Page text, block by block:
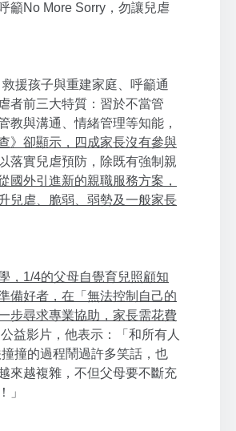
籲No More Sorry，勿讓兒虐
援孩子與重建家庭、呼籲通
者前三大特質：習於不當管
教與溝通、情緒管理等知能，
》卻顯示，四成家長沒有參與
落實兒虐預防，除既有強制親
國外引進新的親職服務方案，
兒虐、脆弱、弱勢及一般家長
，1/4的父母自覺育兒照顧知
備好者 ，在「無法控制自己的
步尋求專業協助，家長需花費
益影片，他表示：「和所有人
撞的過程鬧過許多笑話，也
來越複雜，不但父母要不斷充
」